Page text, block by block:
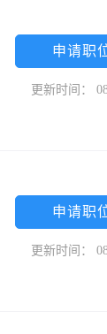
申请职
更新时间：
申请职
更新时间：